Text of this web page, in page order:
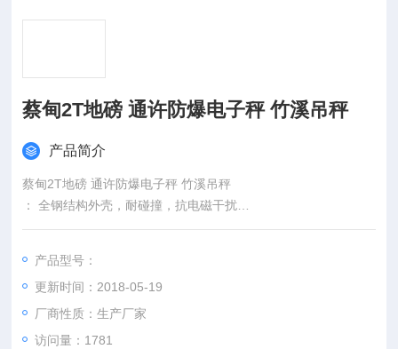
蔡甸2T地磅 通许防爆电子秤 竹溪吊秤
产品简介
蔡甸2T地磅 通许防爆电子秤 竹溪吊秤
： 全钢结构外壳，耐碰撞，抗电磁干扰
： 采用大规模集成电路设计，性能稳定可靠，体积更小，智能更
： 外表面全镀镍，防锈防腐蚀
： 四轮搬运小车，增加吊秤服务范围
产品型号：
更新时间：2018-05-19
厂商性质：生产厂家
访问量：1781